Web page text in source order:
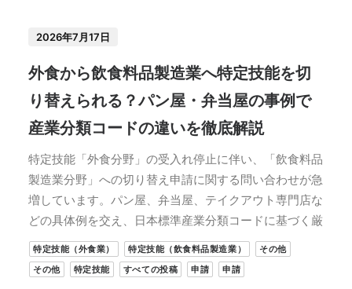
2026年7月17日
外食から飲食料品製造業へ特定技能を切
り替えられる？パン屋・弁当屋の事例で
産業分類コードの違いを徹底解説
特定技能「外食分野」の受入れ停止に伴い、「飲食料品
製造業分野」への切り替え申請に関する問い合わせが急
増しています。パン屋、弁当屋、テイクアウト専門店な
どの具体例を交え、日本標準産業分類コードに基づく厳
特定技能（外食業） 特定技能（飲食料品製造業）
その他
その他
特定技能 すべての投稿 申請 申請